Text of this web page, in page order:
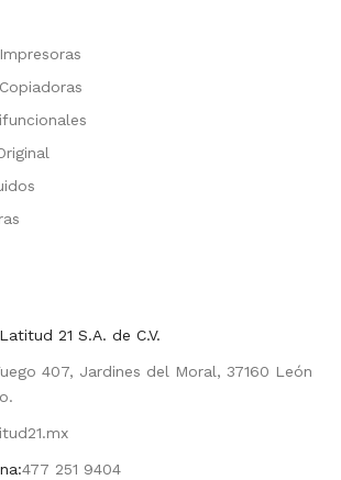
21 S.A. de C.V.
407, Jardines del Moral, 37160 León
477 251 9404